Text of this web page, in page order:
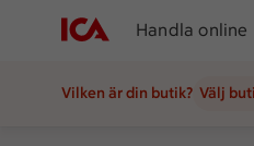
Handla online
Vilken är din butik? Välj